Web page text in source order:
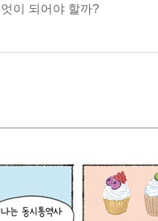
이 되어야 할까?